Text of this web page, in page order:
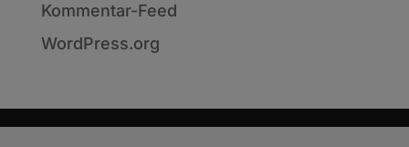
Kommentar-Feed
WordPress.org